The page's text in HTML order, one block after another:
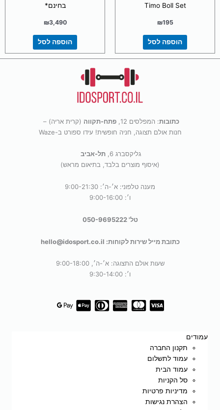
Timo Boll Set
₪195
הוספה לסל
בחינם*
₪3,490
הוספה לסל
כתובות: המפלסים 12, פתח-תקווה (קרית אריה) –
חנות אולם תצוגה, חניה חופשית! עידו ספורט ב-Waze
גליקסברג 6,
תל-אביב
(איסוף מוצרים בלבד, בתיאום מראש)
מענה טלפוני: א׳-ה׳: 9:00-21:30
ו׳: 9:00-16:00
טל' 050-9695222
כתובת מייל שירות לקוחות: hello@idosport.co.il
שעות אולם התצוגה: א׳-ה׳, 9:00-18:00
ו׳: 9:30-14:00
עמודים
תקנון החברה
עמוד לתשלום
עמוד הבית
סל הקניות
מדיניות פרטיות
הצהרת נגישות